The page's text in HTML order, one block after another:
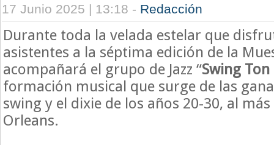
17 Junio 2025 | 13:18 - Redacción
Durante toda la velada estelar que
asistentes a la séptima edición de la
acompañará el grupo de Jazz “Swing Ton
formación musical que surge de las
swing y el dixie de los años 20-30, al
Orleans.